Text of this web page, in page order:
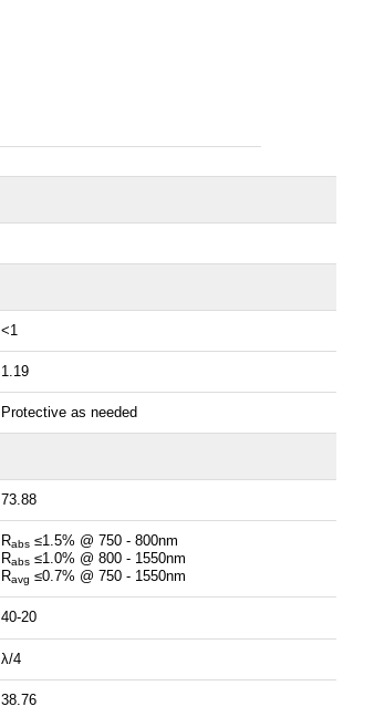
<1
1.19
Protective as needed
73.88
Rabs ≤1.5% @ 750 - 800nm
Rabs ≤1.0% @ 800 - 1550nm
Ravg ≤0.7% @ 750 - 1550nm
40-20
λ/4
38.76